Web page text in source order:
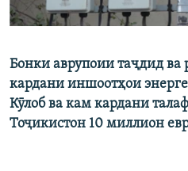
Бонки аврупоии таҷдид ва
кардани иншоотҳои
Кӯлоб ва кам кардани
Тоҷикистон 10 миллион